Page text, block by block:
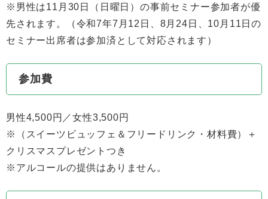
※男性は11月30日（日曜日）の事前セミナー参加者が優
先されます。（令和7年7月12日、8月24日、10月11日の
セミナー出席者は参加済として対応されます）
参加費
男性4,500円／女性3,500円
※（スイーツビュッフェ＆フリードリンク・材料費）＋
クリスマスプレゼントつき
※アルコールの提供はありません。